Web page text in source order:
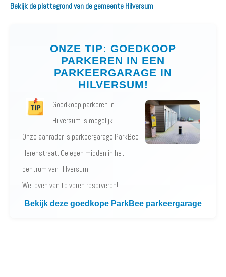
Bekijk de plattegrond van de gemeente Hilversum
ONZE TIP: GOEDKOOP
PARKEREN IN EEN
PARKEERGARAGE IN
HILVERSUM!
Goedkoop parkeren in
Hilversum is mogelijk!
Onze aanrader is parkeergarage ParkBee
Herenstraat. Gelegen midden in het
centrum van Hilversum.
Wel even van te voren reserveren!
Bekijk deze goedkope ParkBee parkeergarage